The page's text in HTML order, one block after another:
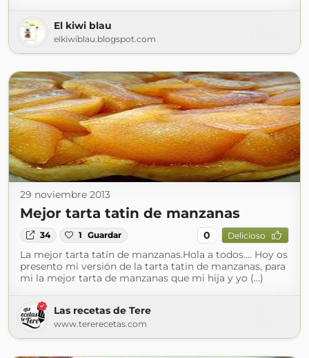
El kiwi blau
elkiwiblau.blogspot.com
29 noviembre 2013
Mejor tarta tatin de manzanas
34 1 Guardar 0 Delicioso
La mejor tarta tatín de manzanas.Hola a todos.... Hoy os
presento mi versión de la tarta tatin de manzanas, para
mi la mejor tarta de manzanas que mi hija y yo (...)
Las recetas de Tere
www.tererecetas.com